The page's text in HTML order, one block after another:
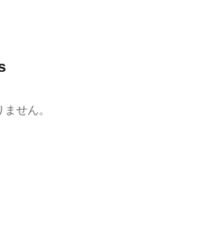
せん。